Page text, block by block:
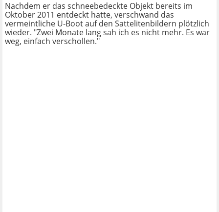
Nachdem er das schneebedeckte Objekt bereits im
Oktober 2011 entdeckt hatte, verschwand das
vermeintliche U-Boot auf den Sattelitenbildern plötzlich
wieder. "Zwei Monate lang sah ich es nicht mehr. Es war
weg, einfach verschollen."